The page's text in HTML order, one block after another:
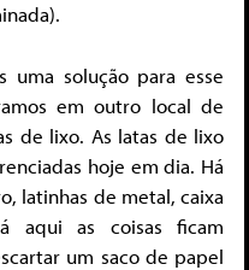
uma solução para esse
em outro local de
de lixo. As latas de lixo
hoje em dia. Há
latinhas de metal, caixa
aqui as coisas ficam
um saco de papel